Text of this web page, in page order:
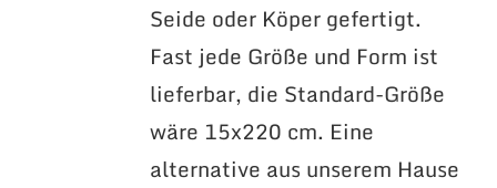
Seide oder Köper gefertigt.
Fast jede Größe und Form ist
lieferbar, die Standard-Größe
wäre 15x220 cm. Eine
alternative aus unserem Hause